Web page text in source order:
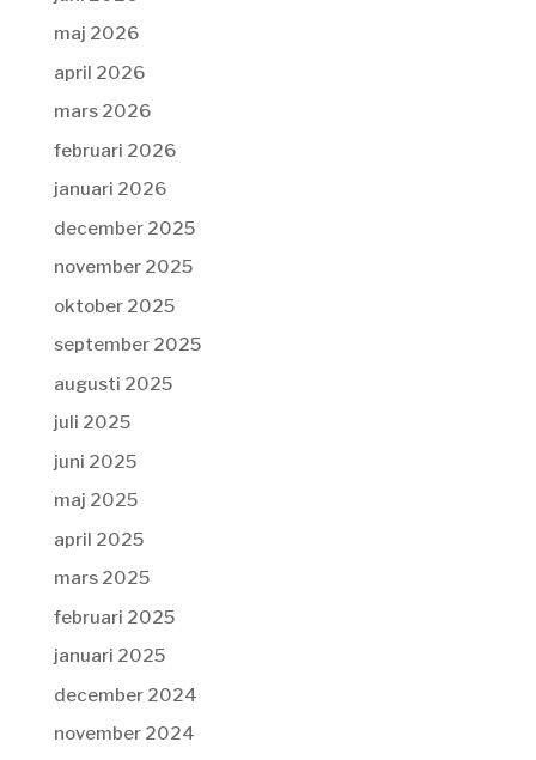
maj 2026
april 2026
mars 2026
februari 2026
januari 2026
december 2025
november 2025
oktober 2025
september 2025
augusti 2025
juli 2025
juni 2025
maj 2025
april 2025
mars 2025
februari 2025
januari 2025
december 2024
november 2024